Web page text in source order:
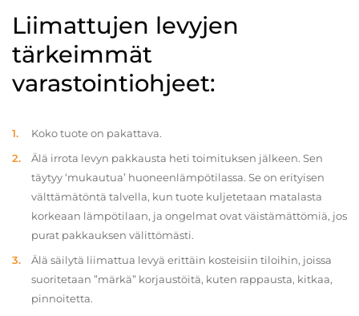
Liimattujen levyjen
tärkeimmät
varastointiohjeet:
Koko tuote on pakattava.
Älä irrota levyn pakkausta heti toimituksen jälkeen. Sen
täytyy ‘mukautua’ huoneenlämpötilassa. Se on erityisen
välttämätöntä talvella, kun tuote kuljetetaan matalasta
korkeaan lämpötilaan, ja ongelmat ovat väistämättömiä, jos
purat pakkauksen välittömästi.
Älä säilytä liimattua levyä erittäin kosteisiin tiloihin, joissa
suoritetaan ”märkä” korjaustöitä, kuten rappausta, kitkaa,
pinnoitetta.